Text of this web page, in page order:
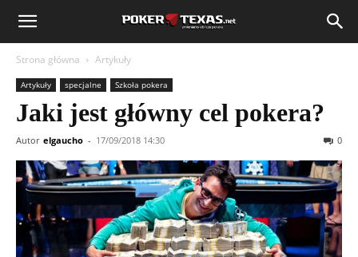
Strona główna Artykuły
Artykuły specjalne Szkoła pokera
Jaki jest główny cel pokera?
Autor elgaucho - 17/09/2018 14:30 0